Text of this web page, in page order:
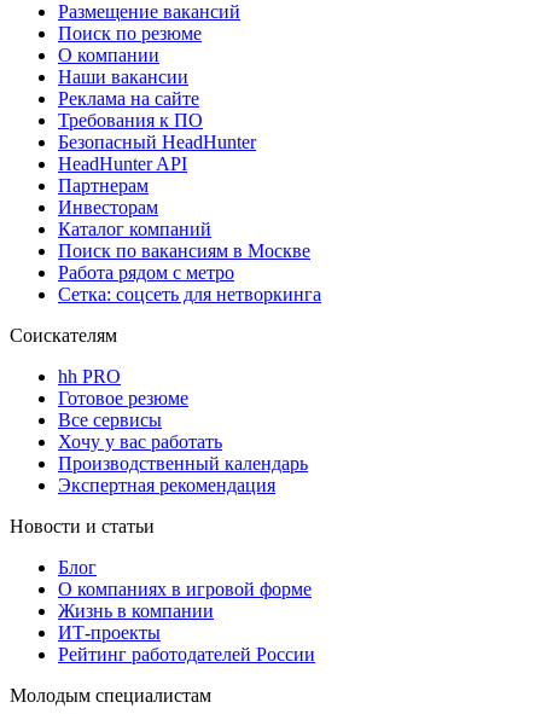
Размещение вакансий
Поиск по резюме
О компании
Наши вакансии
Реклама на сайте
Требования к ПО
Безопасный HeadHunter
HeadHunter API
Партнерам
Инвесторам
Каталог компаний
Поиск по вакансиям в Москве
Работа рядом с метро
Сетка: соцсеть для нетворкинга
Соискателям
hh PRO
Готовое резюме
Все сервисы
Хочу у вас работать
Производственный календарь
Экспертная рекомендация
Новости и статьи
Блог
О компаниях в игровой форме
Жизнь в компании
ИТ-проекты
Рейтинг работодателей России
Молодым специалистам